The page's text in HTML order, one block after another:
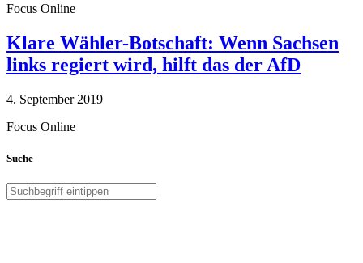
Focus Online
Klare Wähler-Botschaft: Wenn Sachsen
links regiert wird, hilft das der AfD
4. September 2019
Focus Online
Suche